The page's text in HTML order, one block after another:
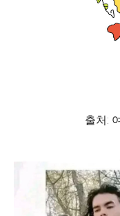
출처: